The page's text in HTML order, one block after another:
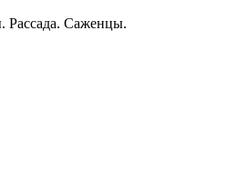
Рассада. Саженцы.